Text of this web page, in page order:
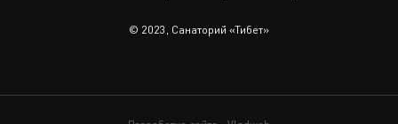
© 2023, Санаторий «Тибет»